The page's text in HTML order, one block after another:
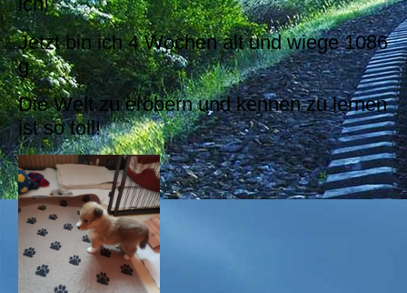
Jetzt bin ich 4 Wochen alt und wiege 1086
g.
Die Welt zu erobern und kennen zu lernen
ist so toll!